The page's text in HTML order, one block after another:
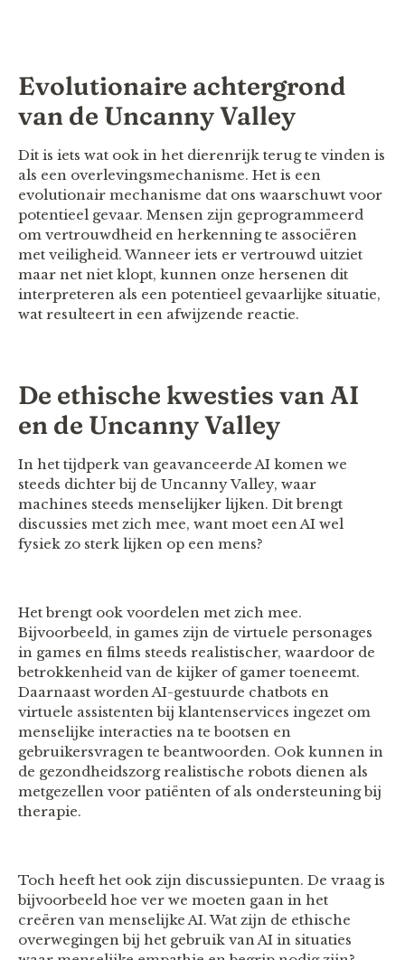
Evolutionaire achtergrond
van de Uncanny Valley
Dit is iets wat ook in het dierenrijk terug te vinden is
als een overlevingsmechanisme. Het is een
evolutionair mechanisme dat ons waarschuwt voor
potentieel gevaar. Mensen zijn geprogrammeerd
om vertrouwdheid en herkenning te associëren
met veiligheid. Wanneer iets er vertrouwd uitziet
maar net niet klopt, kunnen onze hersenen dit
interpreteren als een potentieel gevaarlijke situatie,
wat resulteert in een afwijzende reactie.
De ethische kwesties van AI
en de Uncanny Valley
In het tijdperk van geavanceerde AI komen we
steeds dichter bij de Uncanny Valley, waar
machines steeds menselijker lijken. Dit brengt
discussies met zich mee, want moet een AI wel
fysiek zo sterk lijken op een mens?
Het brengt ook voordelen met zich mee.
Bijvoorbeeld, in games zijn de virtuele personages
in games en films steeds realistischer, waardoor de
betrokkenheid van de kijker of gamer toeneemt.
Daarnaast worden AI-gestuurde chatbots en
virtuele assistenten bij klantenservices ingezet om
menselijke interacties na te bootsen en
gebruikersvragen te beantwoorden. Ook kunnen in
de gezondheidszorg realistische robots dienen als
metgezellen voor patiënten of als ondersteuning bij
therapie.
Toch heeft het ook zijn discussiepunten. De vraag is
bijvoorbeeld hoe ver we moeten gaan in het
creëren van menselijke AI. Wat zijn de ethische
overwegingen bij het gebruik van AI in situaties